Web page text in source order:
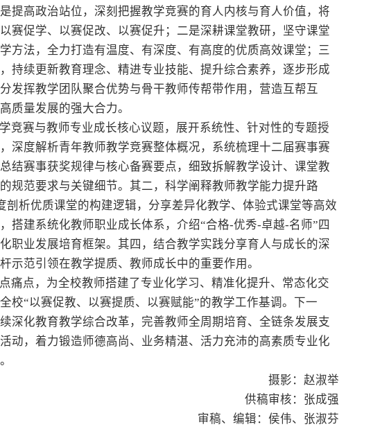
提高政治站位，深刻把握教学竞赛的育人内核与育人价值，将
赛促学、以赛促改、以赛促升；二是深耕课堂教研，坚守课堂
方法，全力打造有温度、有深度、有高度的优质高效课堂；三
持续更新教育理念、精进专业技能、提升综合素养，逐步形成
发挥教学团队聚合优势与骨干教师传帮带作用，营造互帮互
质量发展的强大合力。
竞赛与教师专业成长核心议题，展开系统性、针对性的专题授
深度解析青年教师教学竞赛整体概况，系统梳理十二届赛事赛
结赛事获奖规律与核心备赛要点，细致拆解教学设计、课堂教
规范要求与关键细节。其二，科学阐释教师教学能力提升路
析优质课堂的构建逻辑，分享差异化教学、体验式课堂等高效
搭建系统化教师职业成长体系，介绍“合格-优秀-卓越-名师”四
职业发展培育框架。其四，结合教学实践分享育人与成长的深
示范引领在教学提质、教师成长中的重要作用。
痛点，为全校教师搭建了专业化学习、精准化提升、常态化交
校“以赛促教、以赛提质、以赛赋能”的教学工作基调。下一
深化教育教学综合改革，完善教师全周期培育、全链条发展支
动，着力锻造师德高尚、业务精湛、活力充沛的高素质专业化
摄影：赵淑举
供稿审核：张成强
审稿、编辑：侯伟、张淑芬